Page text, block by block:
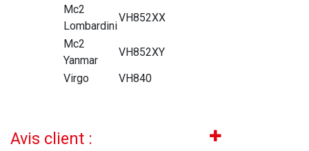
Mc2
Lombardini
VH852XX
Mc2
Yanmar
VH852XY
Virgo
VH840
Avis client :